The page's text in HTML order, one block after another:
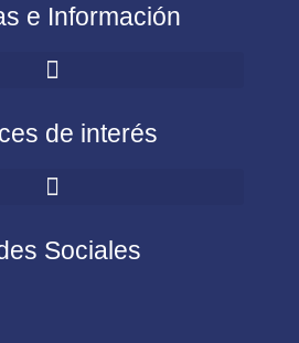
e Información
de interés
Sociales